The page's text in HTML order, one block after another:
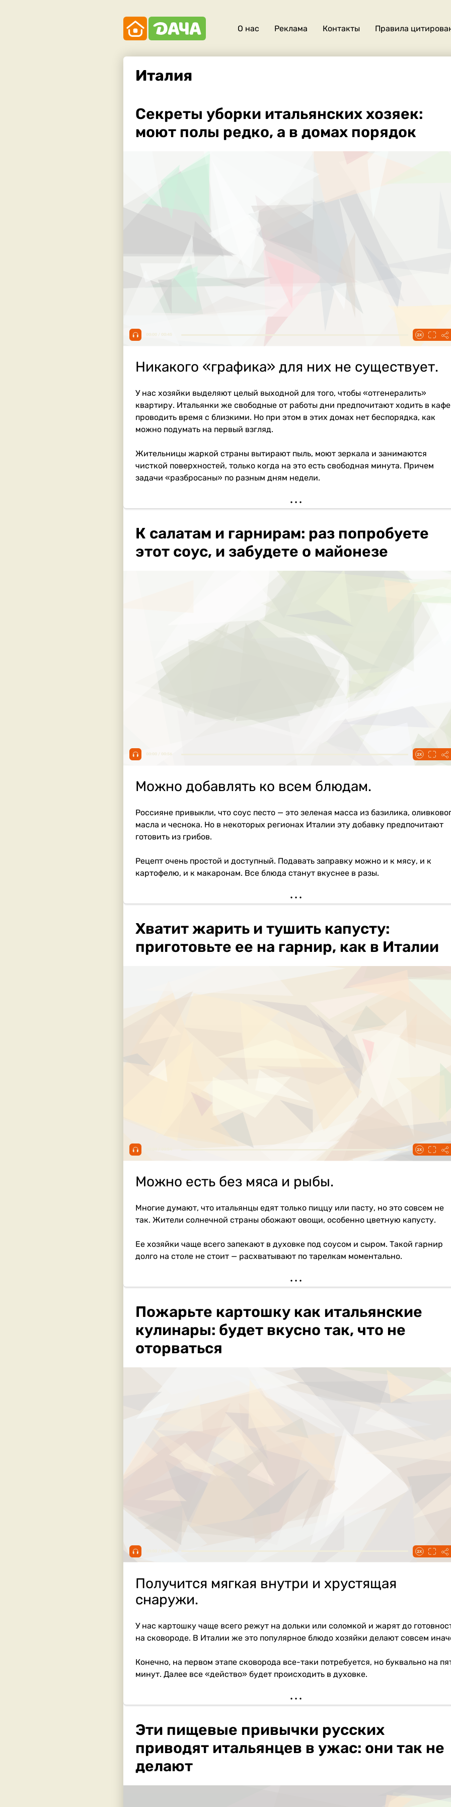
нас
О нас Реклама Контакты Правила
Италия
Секреты уборки итальянских хозяек:
моют полы редко, а в домах порядок
00:00 / 00:45
Никакого «графика» для них не существует.
У нас хозяйки выделяют целый выходной для того, чтобы «отгенералить»
квартиру. Итальянки же свободные от работы дни предпочитают ходить в
проводить время с близкими. Но при этом в этих домах нет беспорядка, как
можно подумать на первый взгляд.
Жительницы жаркой страны вытирают пыль, моют зеркала и занимаются
чисткой поверхностей, только когда на это есть свободная минута. Причем
задачи «разбросаны» по разным дням недели.
К салатам и гарнирам: раз попробуете
этот соус, и забудете о майонезе
00:00 / 00:56
Можно добавлять ко всем блюдам.
Россияне привыкли, что соус песто — это зеленая масса из базилика,
масла и чеснока. Но в некоторых регионах Италии эту добавку предпочитают
готовить из грибов.
Рецепт очень простой и доступный. Подавать заправку можно и к мясу, и к
картофелю, и к макаронам. Все блюда станут вкуснее в разы.
Хватит жарить и тушить капусту:
приготовьте ее на гарнир, как в Италии
Можно есть без мяса и рыбы.
Многие думают, что итальянцы едят только пиццу или пасту, но это совсем не
так. Жители солнечной страны обожают овощи, особенно цветную капусту.
Ее хозяйки чаще всего запекают в духовке под соусом и сыром. Такой гарнир
долго на столе не стоит — расхватывают по тарелкам моментально.
Пожарьте картошку как итальянские
кулинары: будет вкусно так, что не
оторваться
Получится мягкая внутри и хрустящая
снаружи.
У нас картошку чаще всего режут на дольки или соломкой и жарят до
на сковороде. В Италии же это популярное блюдо хозяйки делают совсем
Конечно, на первом этапе сковорода все-таки потребуется, но буквально на
минут. Далее все «действо» будет происходить в духовке.
Эти пищевые привычки русских
приводят итальянцев в ужас: они так не
делают